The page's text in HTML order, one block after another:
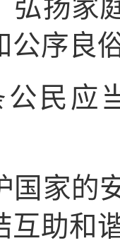
弘扬家
公序良
公民应
家的安
互助和